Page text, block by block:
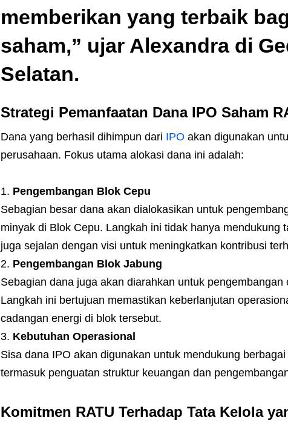
memberikan yang terbaik
saham,” ujar Alexandra di
Selatan.
Strategi Pemanfaatan Dana IPO Saham
Dana yang berhasil dihimpun dari IPO akan digunakan
perusahaan. Fokus utama alokasi dana ini adalah:
Pengembangan Blok Cepu
Sebagian besar dana akan dialokasikan untuk
minyak di Blok Cepu. Langkah ini tidak hanya mendukung
juga sejalan dengan visi untuk meningkatkan kontribusi
Pengembangan Blok Jabung
Sebagian dana juga akan diarahkan untuk
Langkah ini bertujuan memastikan keberlanjutan
cadangan energi di blok tersebut.
Kebutuhan Operasional
Sisa dana IPO akan digunakan untuk mendukung
termasuk penguatan struktur keuangan dan
Komitmen RATU Terhadap Tata Kelola